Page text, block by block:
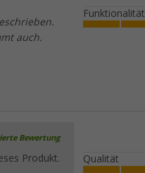
auch.
Funktionalität
Bewertung
Produkt. Qualität